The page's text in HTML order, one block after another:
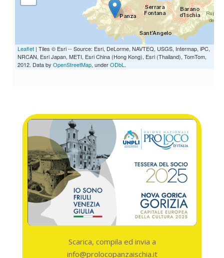
Leaflet | Tiles © Esri -- Source: Esri, DeLorme, NAVTEQ, USGS, Intermap, iPC,
NRCAN, Esri Japan, METI, Esri China (Hong Kong), Esri (Thailand), TomTom,
2012. Data by OpenStreetMap, underODbL.
Scarica, compila ed invia a
info@prolocopanzaischia.it